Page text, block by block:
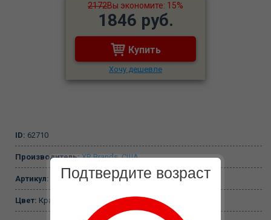
2172Вы экономите: 15%
1846 руб.
Купить
Хочу дешевле
ID: 62710
Производитель: XR Brands, США
Артикул: AE203
Цвет: Красный
Подтвердите возраст